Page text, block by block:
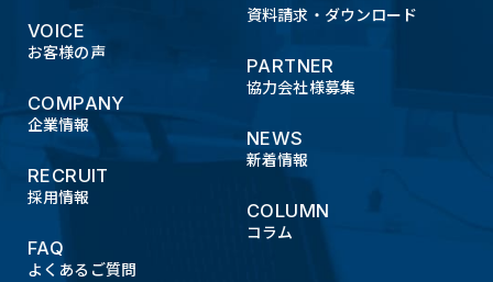
VOICE
お客様の声
COMPANY
企業情報
RECRUIT
採用情報
FAQ
よくあるご質問
資料請求・ダウンロード
PARTNER
協力会社様募集
NEWS
新着情報
COLUMN
コラム